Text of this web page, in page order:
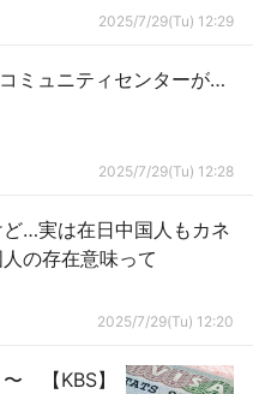
2025/7/29(Tu) 12:29
ミュニティセンターが…
2025/7/29(Tu) 12:28
…実は在日中国人もカネ
の存在意味って
2025/7/29(Tu) 12:20
【KBS】